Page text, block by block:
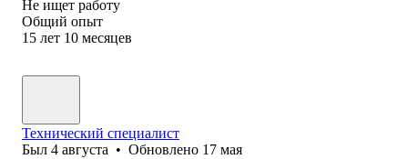
Не ищет работу
Общий опыт
15 лет 10 месяцев
Технический специалист
Был 4 августа • Обновлено 17 мая